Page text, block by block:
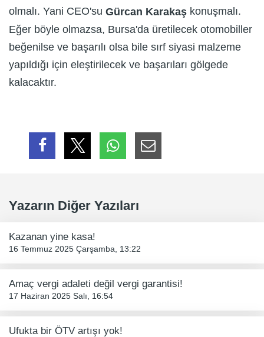
olmalı. Yani CEO'su Gürcan Karakaş konuşmalı.
Eğer böyle olmazsa, Bursa'da üretilecek otomobiller
beğenilse ve başarılı olsa bile sırf siyasi malzeme
yapıldığı için eleştirilecek ve başarıları gölgede
kalacaktır.
Yazarın Diğer Yazıları
Kazanan yine kasa!
16 Temmuz 2025 Çarşamba, 13:22
Amaç vergi adaleti değil vergi garantisi!
17 Haziran 2025 Salı, 16:54
Ufukta bir ÖTV artışı yok!